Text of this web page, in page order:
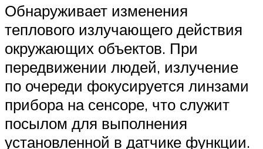
Обнаруживает изменения
теплового излучающего действия
окружающих объектов. При
передвижении людей, излучение
по очереди фокусируется линзами
прибора на сенсоре, что служит
посылом для выполнения
установленной в датчике функции.